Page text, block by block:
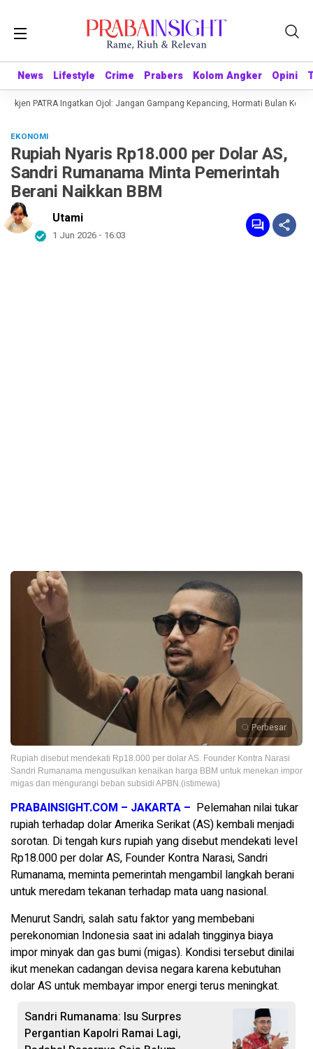
News Lifestyle Crime Prabers Kolom Angker Opini
News Lifestyle Crime Prabers Kolom Angker Opini
PATRA Ingatkan Ojol: Jangan Gampang Kepancing, Hormati Bulan
EKONOMI
Rupiah Nyaris Rp18.000 per Dolar AS,
Sandri Rumanama Minta Pemerintah
Berani Naikkan BBM
Utami
1 Jun 2026 - 16:03
Perbesar
Rupiah disebut mendekati Rp18.000 per dolar AS. Founder Kontra Narasi
Sandri Rumanama mengusulkan kenaikan harga BBM untuk menekan impor
migas dan mengurangi beban subsidi APBN.(istimewa)
PRABAINSIGHT.COM – JAKARTA – Pelemahan nilai tukar
rupiah terhadap dolar Amerika Serikat (AS) kembali menjadi
sorotan. Di tengah kurs rupiah yang disebut mendekati level
Rp18.000 per dolar AS, Founder Kontra Narasi, Sandri
Rumanama, meminta pemerintah mengambil langkah berani
untuk meredam tekanan terhadap mata uang nasional.
Menurut Sandri, salah satu faktor yang membebani
perekonomian Indonesia saat ini adalah tingginya biaya
impor minyak dan gas bumi (migas). Kondisi tersebut dinilai
ikut menekan cadangan devisa negara karena kebutuhan
dolar AS untuk membayar impor energi terus meningkat.
Sandri Rumanama: Isu Surpres
Pergantian Kapolri Ramai Lagi,